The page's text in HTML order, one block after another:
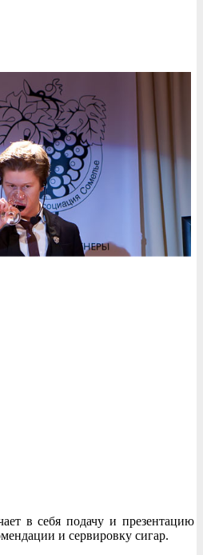
в себя подачу и презентацию
и сервировку сигар.